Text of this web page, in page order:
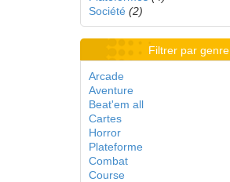
Société (2)
Filtrer par genre
Arcade
Aventure
Beat'em all
Cartes
Horror
Plateforme
Combat
Course